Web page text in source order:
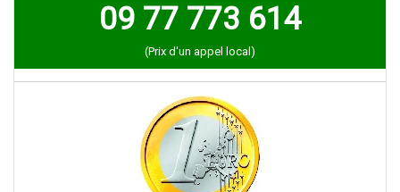
09 77 773 614
(Prix d'un appel local)